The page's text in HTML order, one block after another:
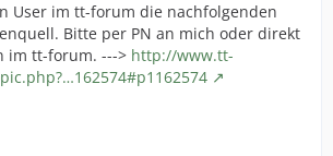
User im tt-forum die nachfolgenden
Bitte per PN an mich oder direkt
im tt-forum. ---> http://www.tt-